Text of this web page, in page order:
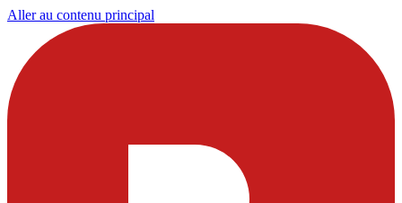
Aller au contenu principal